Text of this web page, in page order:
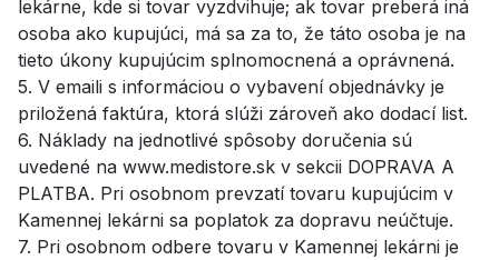
lekárne, kde si tovar vyzdvihuje; ak tovar preberá iná
osoba ako kupujúci, má sa za to, že táto osoba je na
tieto úkony kupujúcim splnomocnená a oprávnená.
5. V emaili s informáciou o vybavení objednávky je
priložená faktúra, ktorá slúži zároveň ako dodací list.
6. Náklady na jednotlivé spôsoby doručenia sú
uvedené na www.medistore.sk v sekcii DOPRAVA A
PLATBA. Pri osobnom prevzatí tovaru kupujúcim v
Kamennej lekárni sa poplatok za dopravu neúčtuje.
7. Pri osobnom odbere tovaru v Kamennej lekárni je